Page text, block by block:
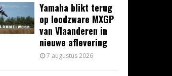
Yamaha blikt terug
op loodzware MXGP
van Vlaanderen in
nieuwe aflevering
7 augustus 2026